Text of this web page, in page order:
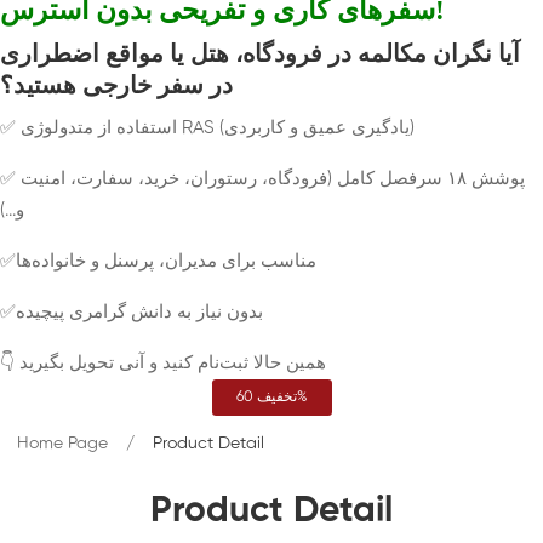
سفرهای کاری و تفریحی بدون استرس!
آیا نگران مکالمه در فرودگاه، هتل یا مواقع اضطراری
در سفر خارجی هستید؟
✅ استفاده از متدولوژی RAS (یادگیری عمیق و کاربردی)
✅ پوشش ۱۸ سرفصل کامل (فرودگاه، رستوران، خرید، سفارت، امنیت
و...)
✅مناسب برای مدیران، پرسنل و خانواده‌ها
✅بدون نیاز به دانش گرامری پیچیده
👇 همین حالا ثبت‌نام کنید و آنی تحویل بگیرید
تخفیف 60%
Product Detail
Home Page Product Detail